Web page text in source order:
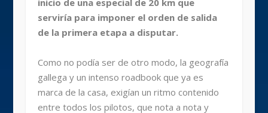
inicio de una especial de 20 km que
serviría para imponer el orden de salida
de la primera etapa a disputar.
Como no podía ser de otro modo, la geografía
gallega y un intenso roadbook que ya es
marca de la casa, exigían un ritmo contenido
entre todos los pilotos, que nota a nota y